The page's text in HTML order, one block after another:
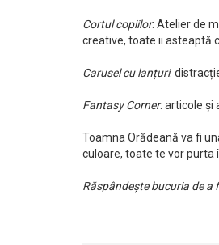
Cortul copiilor: Atelier de
creative, toate ii asteaptă
Carusel cu lanțuri:
Fantasy Corner: articole și
Toamna Orădeană va fi
culoare, toate te vor purta
Răspândește bucuria de a